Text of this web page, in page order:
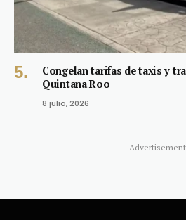
Congelan tarifas de taxis y
Quintana Roo
8 julio, 2026
Advertisement